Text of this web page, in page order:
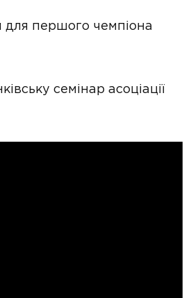
для першого чемпіона
семінар асоціації